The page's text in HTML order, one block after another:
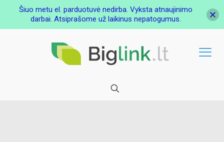
Šiuo metu el. parduotuvė nedirba. Vyksta atnaujinimo
darbai. Atsiprašome už laikinus nepatogumus.